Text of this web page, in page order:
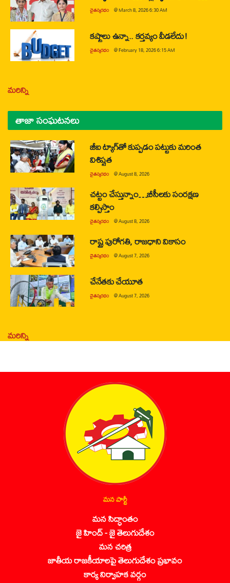
చైతన్యరధం @March 8, 2026 6:30 AM
కష్టాలు ఉన్నా.. కర్తవ్యం వీడలేదు!
చైతన్యరధం @February 18, 2026 6:15 AM
మరిన్ని
తాజా సంఘటనలు
జీఐ ట్యాగ్‌తో కుప్పడం పట్టుకు మరింత
విశిష్టత
చైతన్యరధం @August 8, 2026
చట్టం చేస్తున్నాం…బీసీలకు సంరక్షణ
కల్పిస్తాం
చైతన్యరధం @August 8, 2026
రాష్ట్ర పురోగతి, రాజధాని వికాసం
చైతన్యరధం @August 7, 2026
చేనేతకు చేయూత
చైతన్యరధం @August 7, 2026
మరిన్ని
మన పార్టీ
మన సిద్ధాంతం
జై హింద్ - జై తెలుగుదేశం
మన చరిత్ర
జాతీయ రాజకీయాలపై తెలుగుదేశం ప్రభావం
కార్య నిర్వాహక వర్గం